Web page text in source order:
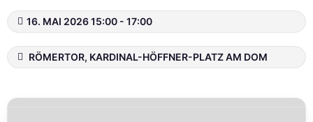
16. MAI 2026 15:00 - 17:00
RÖMERTOR, KARDINAL-HÖFFNER-PLATZ AM DOM